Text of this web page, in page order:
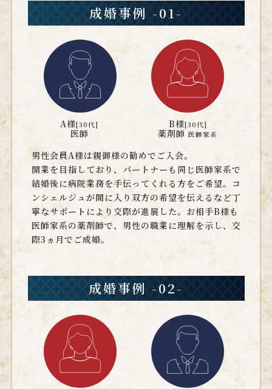
成婚事例 -01-
A様[30代]
医師
B様[30代]
薬剤師医師家系
男性会員A様は親御様の勧めでご入会。
開業を目指しており、パートナーも同じ医師家系で
結婚後に病院業務を手伝ってくれる方をご希望。コ
ンシェルジュが間に入り双方の希望を伝えるなど丁
寧なサポートにより交際が進展した。お相手B様も
医師家系の薬剤師で、男性の職業に理解を示し、交
際3ヵ月でご成婚。
成婚事例 -02-